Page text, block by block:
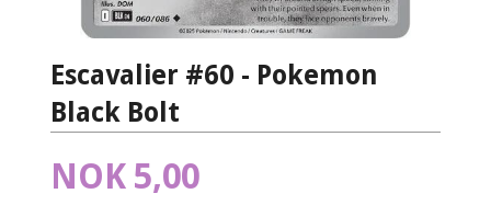
Escavalier #60 - Pokemon
Black Bolt
Pris
NOK 5,00